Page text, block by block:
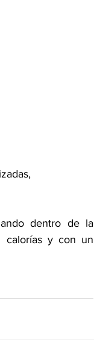
dentro de la
calorías y con un